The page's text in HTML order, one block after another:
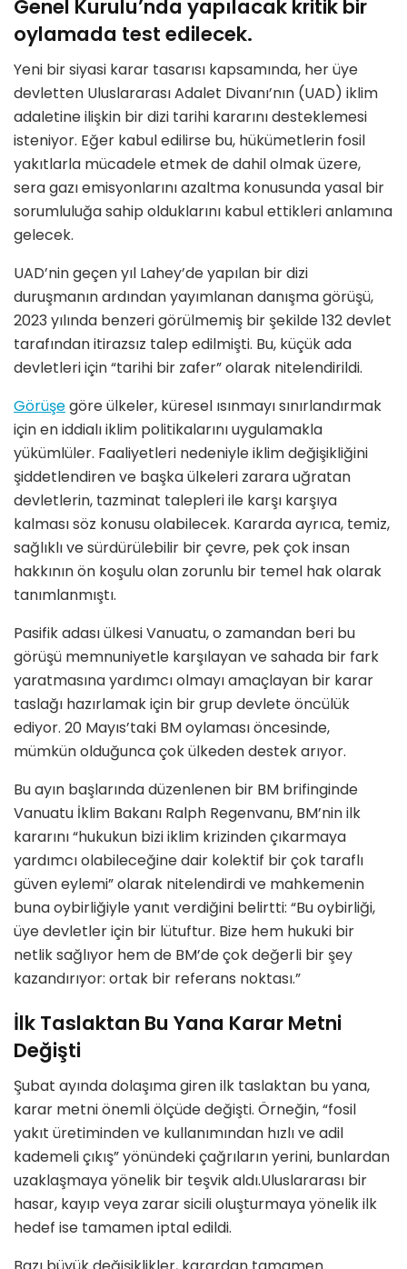
Genel Kurulu’nda yapılacak kritik bir
oylamada test edilecek.
Yeni bir siyasi karar tasarısı kapsamında, her üye
devletten Uluslararası Adalet Divanı’nın (UAD) iklim
adaletine ilişkin bir dizi tarihi kararını desteklemesi
isteniyor. Eğer kabul edilirse bu, hükümetlerin fosil
yakıtlarla mücadele etmek de dahil olmak üzere,
sera gazı emisyonlarını azaltma konusunda yasal bir
sorumluluğa sahip olduklarını kabul ettikleri anlamına
gelecek.
UAD’nin geçen yıl Lahey’de yapılan bir dizi
duruşmanın ardından yayımlanan danışma görüşü,
2023 yılında benzeri görülmemiş bir şekilde 132 devlet
tarafından itirazsız talep edilmişti. Bu, küçük ada
devletleri için “tarihi bir zafer” olarak nitelendirildi.
Görüşegöre ülkeler, küresel ısınmayı sınırlandırmak
için en iddialı iklim politikalarını uygulamakla
yükümlüler. Faaliyetleri nedeniyle iklim değişikliğini
şiddetlendiren ve başka ülkeleri zarara uğratan
devletlerin, tazminat talepleri ile karşı karşıya
kalması söz konusu olabilecek. Kararda ayrıca, temiz,
sağlıklı ve sürdürülebilir bir çevre, pek çok insan
hakkının ön koşulu olan zorunlu bir temel hak olarak
tanımlanmıştı.
Pasifik adası ülkesi Vanuatu, o zamandan beri bu
görüşü memnuniyetle karşılayan ve sahada bir fark
yaratmasına yardımcı olmayı amaçlayan bir karar
taslağı hazırlamak için bir grup devlete öncülük
ediyor. 20 Mayıs’taki BM oylaması öncesinde,
mümkün olduğunca çok ülkeden destek arıyor.
Bu ayın başlarında düzenlenen bir BM brifinginde
Vanuatu İklim Bakanı Ralph Regenvanu, BM’nin ilk
kararını “hukukun bizi iklim krizinden çıkarmaya
yardımcı olabileceğine dair kolektif bir çok taraflı
güven eylemi” olarak nitelendirdi ve mahkemenin
buna oybirliğiyle yanıt verdiğini belirtti: “Bu oybirliği,
üye devletler için bir lütuftur. Bize hem hukuki bir
netlik sağlıyor hem de BM’de çok değerli bir şey
kazandırıyor: ortak bir referans noktası.”
İlk Taslaktan Bu Yana Karar Metni
Değişti
Şubat ayında dolaşıma giren ilk taslaktan bu yana,
karar metni önemli ölçüde değişti. Örneğin, “fosil
yakıt üretiminden ve kullanımından hızlı ve adil
kademeli çıkış” yönündeki çağrıların yerini, bunlardan
uzaklaşmaya yönelik bir teşvik aldı.Uluslararası bir
hasar, kayıp veya zarar sicili oluşturmaya yönelik ilk
hedef ise tamamen iptal edildi.